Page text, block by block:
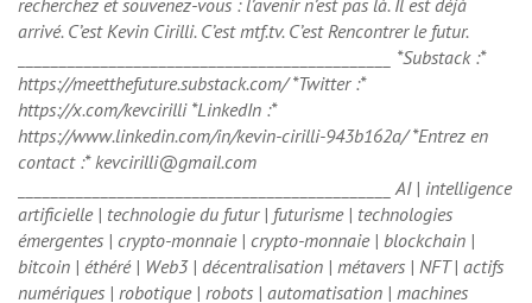
recherchez et souvenez-vous : l’avenir n’est pas là. Il est déjà
arrivé. C’est Kevin Cirilli. C’est mtf.tv. C’est Rencontrer le futur.
_____________________________________________ *Substack :*
https://meetthefuture.substack.com/ *Twitter :*
https://x.com/kevcirilli *LinkedIn :*
https://www.linkedin.com/in/kevin-cirilli-943b162a/ *Entrez en
contact :* kevcirilli@gmail.com
_____________________________________________ AI | intelligence
artificielle | technologie du futur | futurisme | technologies
émergentes | crypto-monnaie | crypto-monnaie | blockchain |
bitcoin | éthéré | Web3 | décentralisation | métavers | NFT | actifs
numériques | robotique | robots | automatisation | machines